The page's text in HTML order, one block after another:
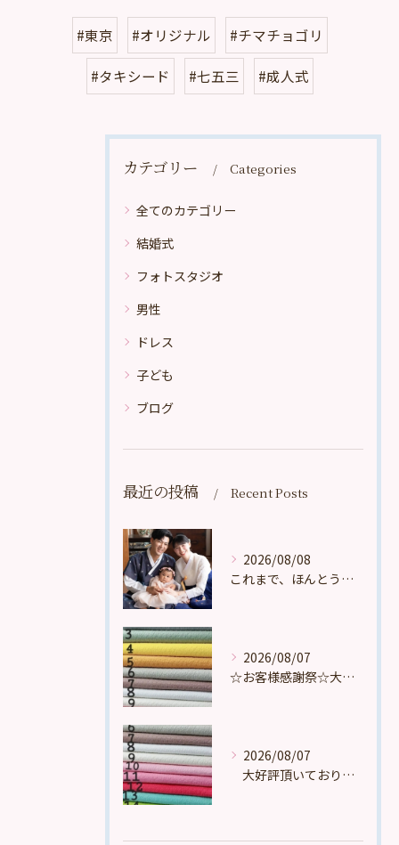
#東京 #オリジナル #チマチョゴリ
#タキシード #七五三 #成人式
カテゴリー Categories
全てのカテゴリー
結婚式
フォトスタジオ
男性
ドレス
子ども
ブログ
最近の投稿 Recent Posts
2026/08/08
これまで、ほんとうに多くの、たくさんの、数え切れないほどのお...
2026/08/07
☆お客様感謝祭☆大好評頂いております。
2026/08/07
大好評頂いております。